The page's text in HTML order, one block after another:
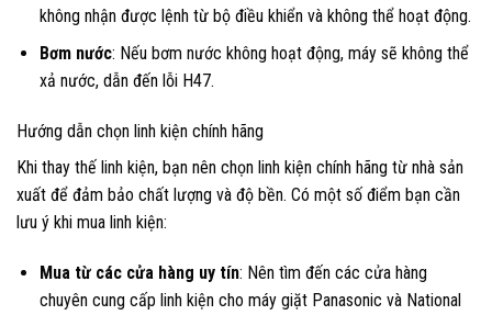
không nhận được lệnh từ bộ điều khiển và không thể hoạt động.
Bơm nước: Nếu bơm nước không hoạt động, máy sẽ không thể
xả nước, dẫn đến lỗi H47.
Hướng dẫn chọn linh kiện chính hãng
Khi thay thế linh kiện, bạn nên chọn linh kiện chính hãng từ nhà sản
xuất để đảm bảo chất lượng và độ bền. Có một số điểm bạn cần
lưu ý khi mua linh kiện:
Mua từ các cửa hàng uy tín: Nên tìm đến các cửa hàng
chuyên cung cấp linh kiện cho máy giặt Panasonic và National